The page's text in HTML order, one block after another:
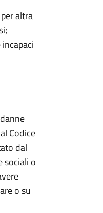
altra
Codice
dal
sociali o
o su